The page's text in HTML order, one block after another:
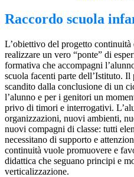
Raccordo scuola
L’obiettivo del progetto
realizzare un vero “ponte” di
formativa che accompagni
scuola facenti parte dell’Istituto. Il
scandito dalla conclusione di un
l’alunno e per i genitori un
privo di timori e interrogativi.
organizzazioni, nuovi ambienti,
nuovi compagni di classe: tutti
necessitano di supporto e
continuità vuole promuovere e
didattica che seguano principi e
verticalizzazione.